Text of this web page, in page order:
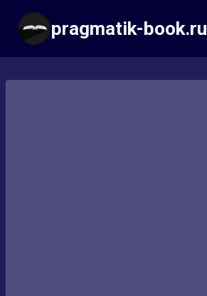
Перейти
содержимому
pragmatik-book.ru